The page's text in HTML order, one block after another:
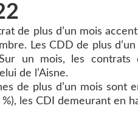
de plus d’un mois
Les CDD de plus
un mois, les contrats
de l’Aisne.
de plus d’un mois
les CDI demeurant en